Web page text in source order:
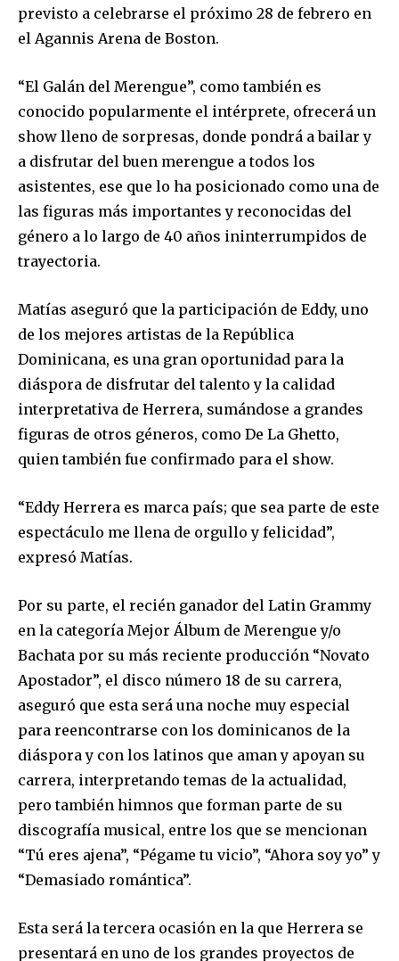
previsto a celebrarse el próximo 28 de febrero en
el Agannis Arena de Boston.
“El Galán del Merengue”, como también es
conocido popularmente el intérprete, ofrecerá un
show lleno de sorpresas, donde pondrá a bailar y
a disfrutar del buen merengue a todos los
asistentes, ese que lo ha posicionado como una de
las figuras más importantes y reconocidas del
género a lo largo de 40 años ininterrumpidos de
trayectoria.
Matías aseguró que la participación de Eddy, uno
de los mejores artistas de la República
Dominicana, es una gran oportunidad para la
diáspora de disfrutar del talento y la calidad
interpretativa de Herrera, sumándose a grandes
figuras de otros géneros, como De La Ghetto,
quien también fue confirmado para el show.
“Eddy Herrera es marca país; que sea parte de este
espectáculo me llena de orgullo y felicidad”,
expresó Matías.
Por su parte, el recién ganador del Latin Grammy
en la categoría Mejor Álbum de Merengue y/o
Bachata por su más reciente producción “Novato
Apostador”, el disco número 18 de su carrera,
aseguró que esta será una noche muy especial
para reencontrarse con los dominicanos de la
diáspora y con los latinos que aman y apoyan su
carrera, interpretando temas de la actualidad,
pero también himnos que forman parte de su
discografía musical, entre los que se mencionan
“Tú eres ajena”, “Pégame tu vicio”, “Ahora soy yo” y
“Demasiado romántica”.
Esta será la tercera ocasión en la que Herrera se
presentará en uno de los grandes proyectos de